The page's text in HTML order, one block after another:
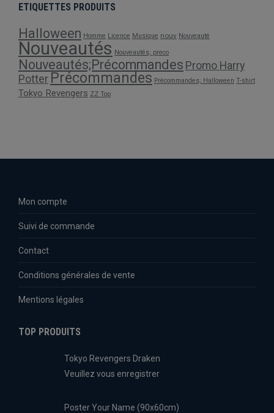
ETIQUETTES PRODUITS
Halloween Homme Licence Musique nouv Nouveauté
Nouveautés Nouveautés; preco
Nouveautés;Précommandes Promo Harry
Potter Précommandes Précommandes; Halloween T-shirt
Tokyo Revengers ZZ Top
Mon compte
Suivi de commande
Contact
Conditions générales de vente
Mentions légales
TOP PRODUITS
Tokyo Revengers Draken
Veuillez vous enregistrer
Poster Your Name (90x60cm)